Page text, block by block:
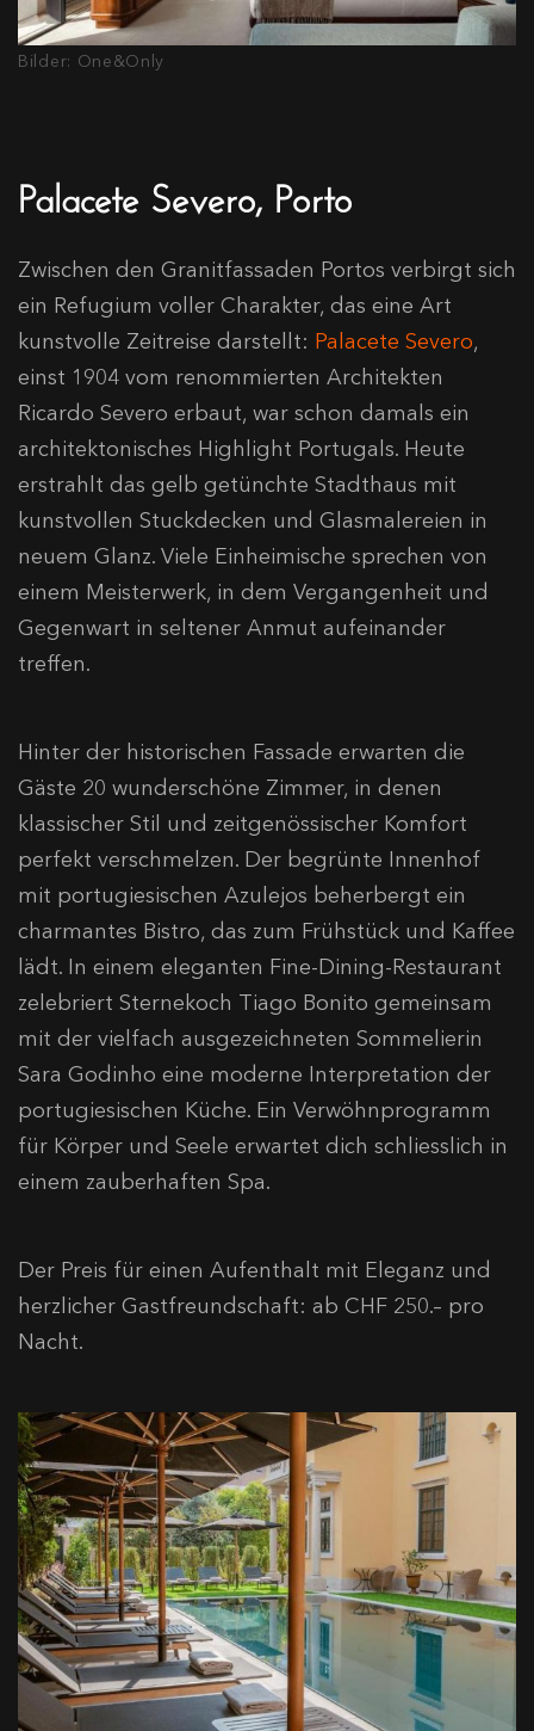
Bilder: One&Only
Palacete Severo, Porto
Zwischen den Granitfassaden Portos verbirgt sich
ein Refugium voller Charakter, das eine Art
kunstvolle Zeitreise darstellt: Palacete Severo,
einst 1904 vom renommierten Architekten
Ricardo Severo erbaut, war schon damals ein
architektonisches Highlight Portugals. Heute
erstrahlt das gelb getünchte Stadthaus mit
kunstvollen Stuckdecken und Glasmalereien in
neuem Glanz. Viele Einheimische sprechen von
einem Meisterwerk, in dem Vergangenheit und
Gegenwart in seltener Anmut aufeinander
treffen.
Hinter der historischen Fassade erwarten die
Gäste 20 wunderschöne Zimmer, in denen
klassischer Stil und zeitgenössischer Komfort
perfekt verschmelzen. Der begrünte Innenhof
mit portugiesischen Azulejos beherbergt ein
charmantes Bistro, das zum Frühstück und Kaffee
lädt. In einem eleganten Fine-Dining-Restaurant
zelebriert Sternekoch Tiago Bonito gemeinsam
mit der vielfach ausgezeichneten Sommelierin
Sara Godinho eine moderne Interpretation der
portugiesischen Küche. Ein Verwöhnprogramm
für Körper und Seele erwartet dich schliesslich in
einem zauberhaften Spa.
Der Preis für einen Aufenthalt mit Eleganz und
herzlicher Gastfreundschaft: ab CHF 250.– pro
Nacht.